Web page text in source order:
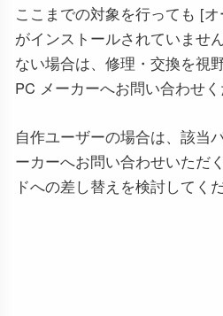
ここまでの対象を行っても [
がインストールされていませ
ない場合は、修理・交換を視
PC メーカーへお問い合わせく
自作ユーザーの場合は、該当
ーカーへお問い合わせいただ
ドへの差し替えを検討してくだ